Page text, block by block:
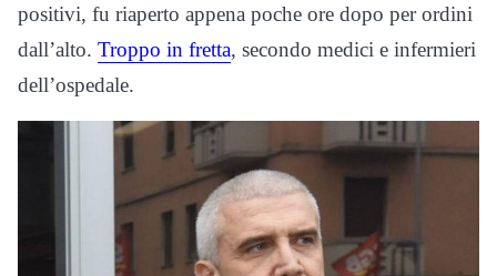
positivi, fu riaperto appena poche ore dopo per ordini
dall’alto. Troppo in fretta, secondo medici e infermieri
dell’ospedale.